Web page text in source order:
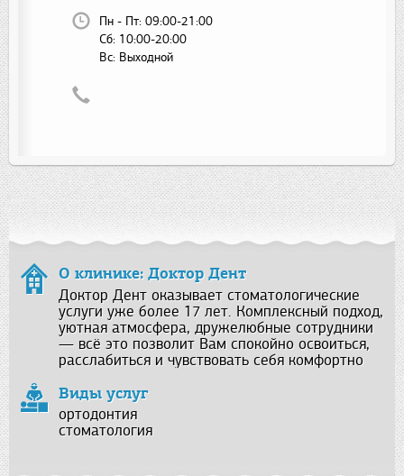
Пн - Пт: 09:00-21:00
Сб: 10:00-20:00
Вс: Выходной
О клинике: Доктор Дент
Доктор Дент оказывает стоматологические
услуги уже более 17 лет. Комплексный подход,
уютная атмосфера, дружелюбные сотрудники
— всё это позволит Вам спокойно освоиться,
расслабиться и чувствовать себя комфортно
Виды услуг
ортодонтия
стоматология